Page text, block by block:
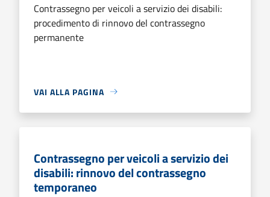
Contrassegno per veicoli a servizio dei disabili:
procedimento di rinnovo del contrassegno
permanente
VAI ALLA PAGINA
Contrassegno per veicoli a servizio dei
disabili: rinnovo del contrassegno
temporaneo